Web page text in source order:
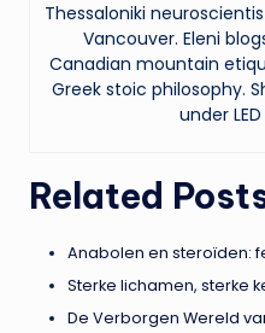
Thessaloniki
Vancouver. Eleni
Canadian mountain
Greek stoic philosophy.
under
Related
Anabolen en steroïden:
Sterke lichamen, sterke
De Verborgen Wereld